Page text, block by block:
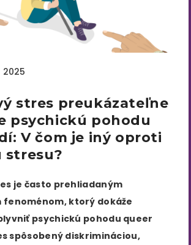
2025
stres preukázateľne
psychickú pohodu
V čom je iný oproti
stresu?
je často prehliadaným
fenoménom, ktorý dokáže
psychickú pohodu queer
spôsobený diskrimináciou,